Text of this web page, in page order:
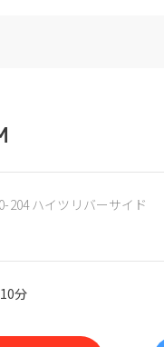
204 ハイツリバーサイド
分